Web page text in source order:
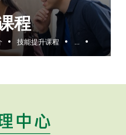
程
技能提升课程 ...